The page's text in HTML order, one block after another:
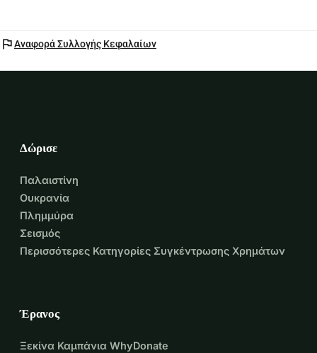
flagΑναφορά Συλλογής Κεφαλαίων
Δώρισε
Παλαιστίνη
Ουκρανία
Πλημμύρα
Σεισμός
Περισσότερες Κατηγορίες Συγκέντρωσης Χρημάτων
Έρανος
Ξεκίνα Καμπάνια WhyDonate